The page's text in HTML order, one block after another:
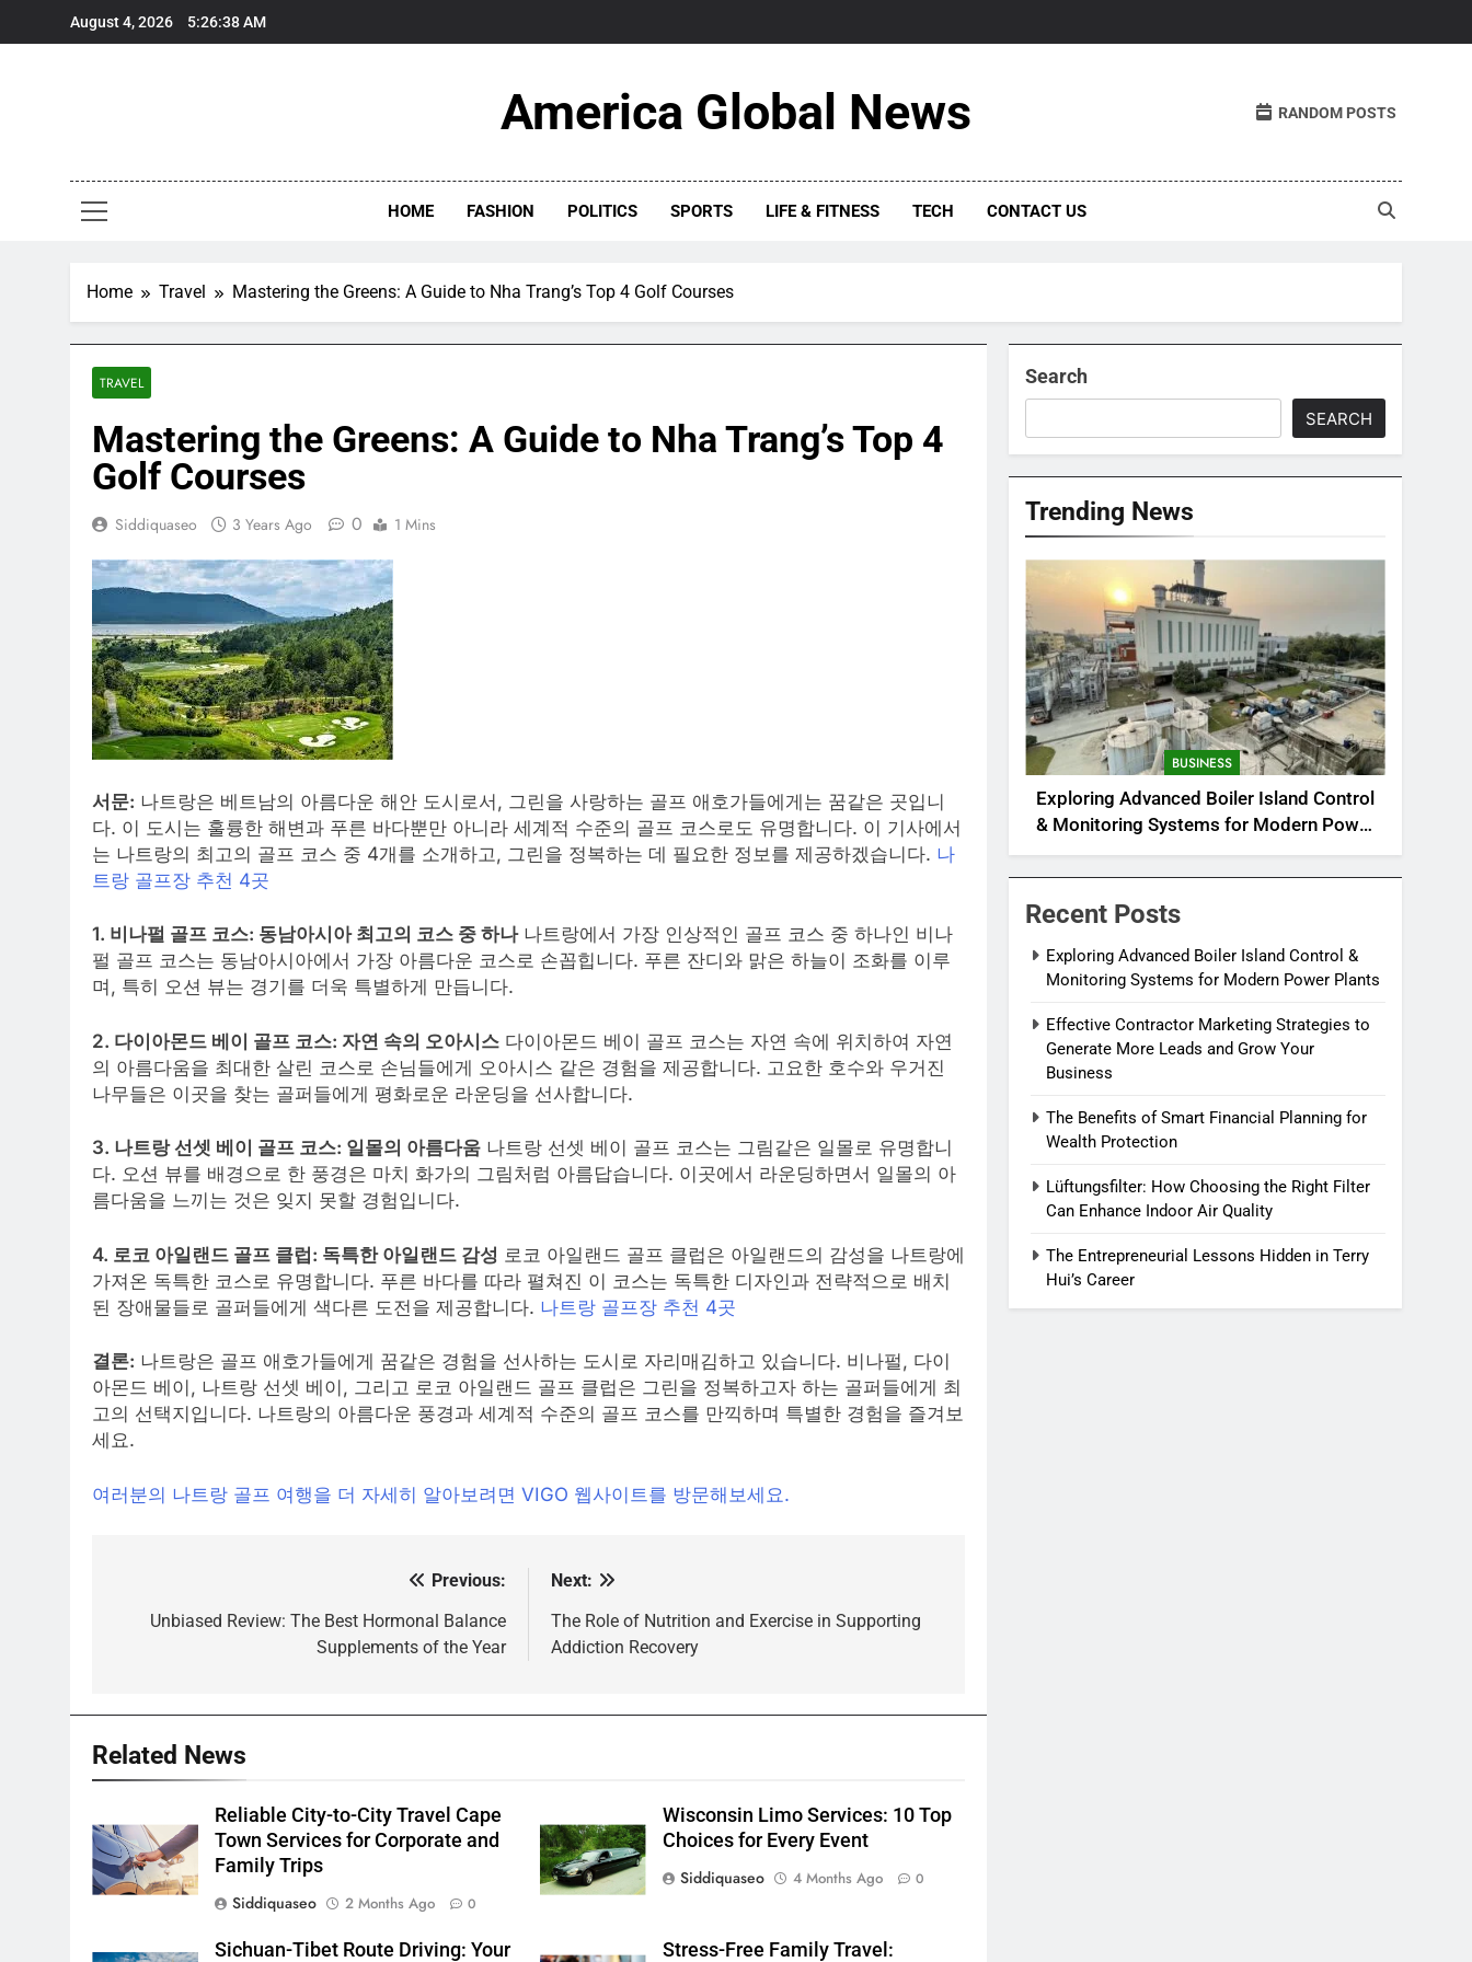
August 4, 2026 5:26:38 AM
America Global News RANDOM POSTS
HOME FASHION POLITICS SPORTS LIFE & FITNESS TECH CONTACT US
Home Travel Mastering the Greens: A Guide to Nha Trang’s Top 4 Golf Courses
TRAVEL
Mastering the Greens: A Guide to Nha Trang’s Top 4
Golf Courses
Siddiquaseo 3 Years Ago 0 1 Mins
서문: 나트랑은 베트남의 아름다운 해안 도시로서, 그린을 사랑하는 골프 애호가들에게는 꿈같은 곳입니
다. 이 도시는 훌륭한 해변과 푸른 바다뿐만 아니라 세계적 수준의 골프 코스로도 유명합니다. 이 기사에서
는 나트랑의 최고의 골프 코스 중 4개를 소개하고, 그린을 정복하는 데 필요한 정보를 제공하겠습니다. 나
트랑 골프장 추천 4곳
1. 비나펄 골프 코스: 동남아시아 최고의 코스 중 하나나트랑에서 가장 인상적인 골프 코스 중 하나인 비나
펄 골프 코스는 동남아시아에서 가장 아름다운 코스로 손꼽힙니다. 푸른 잔디와 맑은 하늘이 조화를 이루
며, 특히 오션 뷰는 경기를 더욱 특별하게 만듭니다.
2. 다이아몬드 베이 골프 코스: 자연 속의 오아시스 다이아몬드 베이 골프 코스는 자연 속에 위치하여 자연
의 아름다움을 최대한 살린 코스로 손님들에게 오아시스 같은 경험을 제공합니다. 고요한 호수와 우거진
나무들은 이곳을 찾는 골퍼들에게 평화로운 라운딩을 선사합니다.
3. 나트랑 선셋 베이 골프 코스: 일몰의 아름다움 나트랑 선셋 베이 골프 코스는 그림같은 일몰로 유명합니
다. 오션 뷰를 배경으로 한 풍경은 마치 화가의 그림처럼 아름답습니다. 이곳에서 라운딩하면서 일몰의 아
름다움을 느끼는 것은 잊지 못할 경험입니다.
4. 로코 아일랜드 골프 클럽: 독특한 아일랜드 감성 로코 아일랜드 골프 클럽은 아일랜드의 감성을 나트랑에
가져온 독특한 코스로 유명합니다. 푸른 바다를 따라 펼쳐진 이 코스는 독특한 디자인과 전략적으로 배치
된 장애물들로 골퍼들에게 색다른 도전을 제공합니다. 나트랑 골프장 추천 4곳
결론: 나트랑은 골프 애호가들에게 꿈같은 경험을 선사하는 도시로 자리매김하고 있습니다. 비나펄, 다이
아몬드 베이, 나트랑 선셋 베이, 그리고 로코 아일랜드 골프 클럽은 그린을 정복하고자 하는 골퍼들에게 최
고의 선택지입니다. 나트랑의 아름다운 풍경과 세계적 수준의 골프 코스를 만끽하며 특별한 경험을 즐겨보
세요.
여러분의 나트랑 골프 여행을 더 자세히 알아보려면 VIGO 웹사이트를 방문해보세요.
navigation
Previous:
Unbiased Review: The Best Hormonal Balance
Supplements of the Year
Next:
The Role of Nutrition and Exercise in Supporting
Addiction Recovery
Related News
Reliable City-to-City Travel Cape
Town Services for Corporate and
Family Trips
Siddiquaseo
2 Months Ago 0
Wisconsin Limo Services: 10 Top
Choices for Every Event
Siddiquaseo
4 Months Ago 0
Sichuan-Tibet Route Driving: Your Stress-Free Family Travel:
Search
SEARCH
Trending News
BUSINESS
Exploring Advanced Boiler Island Control
& Monitoring Systems for Modern Power
Plants
Recent Posts
Exploring Advanced Boiler Island Control &
Monitoring Systems for Modern Power Plants
Effective Contractor Marketing Strategies to
Generate More Leads and Grow Your
Business
The Benefits of Smart Financial Planning for
Wealth Protection
Lüftungsfilter: How Choosing the Right Filter
Can Enhance Indoor Air Quality
The Entrepreneurial Lessons Hidden in Terry
Hui’s Career